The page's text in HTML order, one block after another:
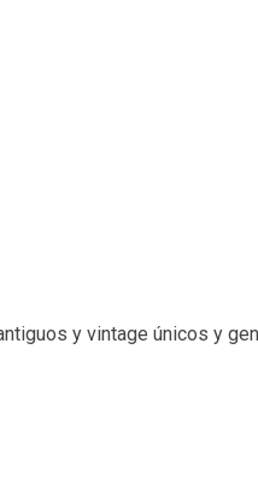
y vintage únicos y